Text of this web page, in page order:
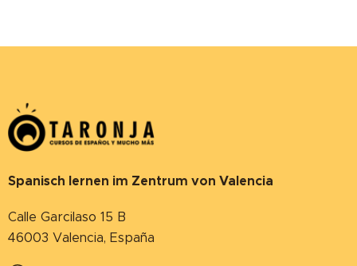
Spanisch lernen im Zentrum von Valencia
Calle Garcilaso 15 B
46003 Valencia, España